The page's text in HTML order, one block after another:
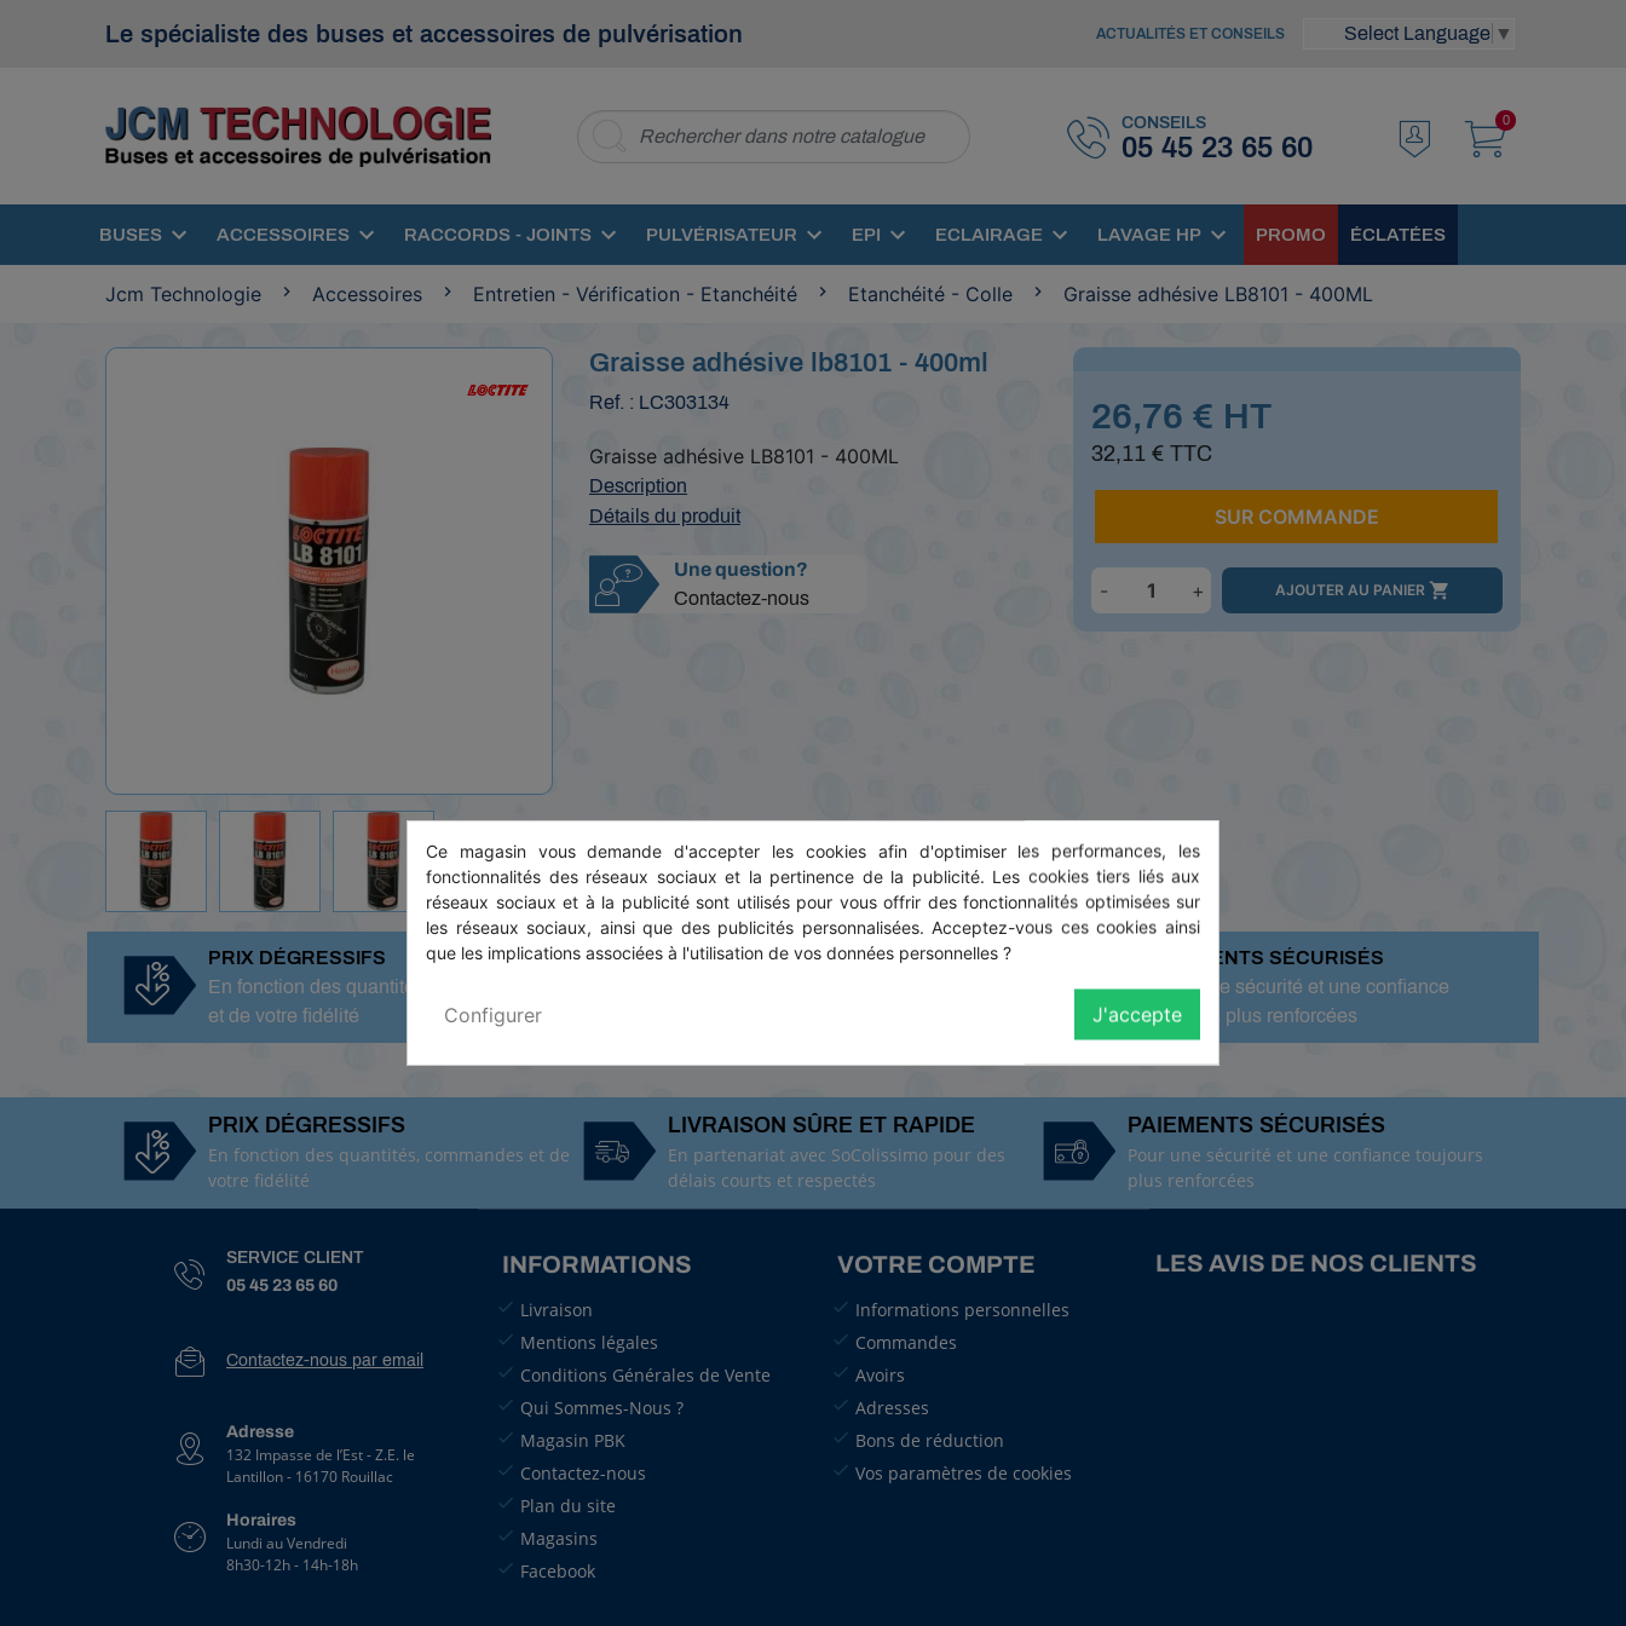
Le spécialiste des buses et accessoires de pulvérisation ACTUALITÉS ET CONSEILS Select Language ▼
CONSEILS
05 45 23 65 60
0
BUSES ACCESSOIRES RACCORDS - JOINTS PULVÉRISATEUR EPI ECLAIRAGE LAVAGE HP PROMO ÉCLATÉES
Jcm Technologie Accessoires Entretien - Vérification - Etanchéité Etanchéité - Colle Graisse adhésive LB8101 - 400ML
Graisse adhésive lb8101 - 400ml
Ref. : LC303134
Graisse adhésive LB8101 - 400ML
Description
Détails du produit
Une question?
Contactez-nous
26,76 € HT
32,11 € TTC
SUR COMMANDE
- + AJOUTER AU PANIER 
PRIX DÉGRESSIFS
En fonction des quantités, commandes
et de votre fidélité
LIVRAISON SÛRE ET RAPIDE
PAIEMENTS SÉCURISÉS
Pour une sécurité et une confiance
toujours plus renforcées
PRIX DÉGRESSIFS
En fonction des quantités, commandes et de
votre fidélité
LIVRAISON SÛRE ET RAPIDE
En partenariat avec SoColissimo pour des
délais courts et respectés
PAIEMENTS SÉCURISÉS
Pour une sécurité et une confiance toujours
plus renforcées
SERVICE CLIENT
05 45 23 65 60
Contactez-nous par email
Adresse
132 Impasse de l’Est - Z.E. le
Lantillon - 16170 Rouillac
Horaires
Lundi au Vendredi
8h30-12h - 14h-18h
INFORMATIONS
Livraison
Mentions légales
Conditions Générales de Vente
Qui Sommes-Nous ?
Magasin PBK
Contactez-nous
Plan du site
Magasins
Facebook
VOTRE COMPTE
Informations personnelles
Commandes
Avoirs
Adresses
Bons de réduction
Vos paramètres de cookies
LES AVIS DE NOS CLIENTS
Ce magasin vous demande d'accepter les cookies afin d'optimiser les performances, les
fonctionnalités des réseaux sociaux et la pertinence de la publicité. Les cookies tiers liés aux
réseaux sociaux et à la publicité sont utilisés pour vous offrir des fonctionnalités optimisées sur
les réseaux sociaux, ainsi que des publicités personnalisées. Acceptez-vous ces cookies ainsi
que les implications associées à l'utilisation de vos données personnelles ?
J'accepte
Configurer